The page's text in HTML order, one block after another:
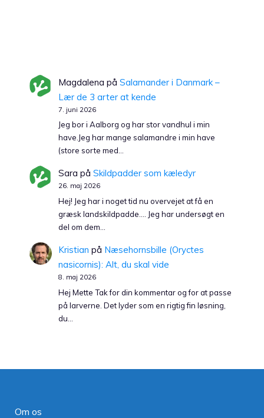
Magdalena på Salamander i Danmark –
Lær de 3 arter at kende
7. juni 2026
Jeg bor i Aalborg og har stor vandhul i min
have.Jeg har mange salamandre i min have
(store sorte med…
Sara på Skildpadder som kæledyr
26. maj 2026
Hej! Jeg har i noget tid nu overvejet at få en
græsk landskildpadde…. Jeg har undersøgt en
del om dem…
Kristian på Næsehornsbille (Oryctes
nasicornis): Alt, du skal vide
8. maj 2026
Hej Mette Tak for din kommentar og for at passe
på larverne. Det lyder som en rigtig fin løsning,
du…
Om os